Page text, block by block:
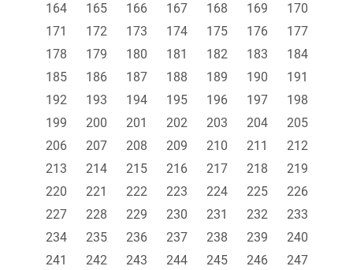
164
165 166 167 168 169
170
171
172 173 174 175 176
177
178
179 180 181 182 183
184
185
186 187 188 189 190
191
192
193 194 195 196 197
198
199
200 201 202 203 204
205
206
207 208 209 210 211
212
213
214 215 216 217 218
219
220
221 222 223 224 225
226
227
228 229 230 231 232
233
234
235 236 237 238 239
240
241
242 243 244 245 246
247